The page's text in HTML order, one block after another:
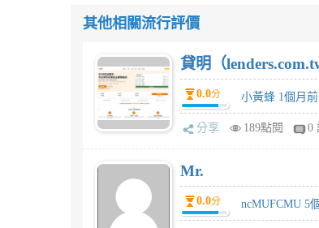
其他相關流行評價
貸明（
0.0分 小黃蜂 1個月前
分享 189點閱 0
Mr.
0.0分 ncMUFCMU 5